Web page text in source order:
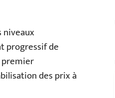
niveaux
progressif de
premier
des prix à